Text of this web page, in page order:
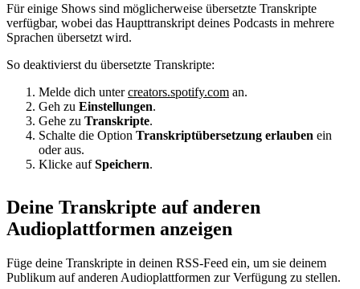
Für einige Shows sind möglicherweise übersetzte Transkripte
verfügbar, wobei das Haupttranskript deines Podcasts in mehrere
Sprachen übersetzt wird.
So deaktivierst du übersetzte Transkripte:
Melde dich untercreators.spotify.com an.
Geh zu Einstellungen.
Gehe zu Transkripte.
Schalte die Option Transkriptübersetzung erlauben ein
oder aus.
Klicke aufSpeichern.
Deine Transkripte auf anderen
Audioplattformen anzeigen
Füge deine Transkripte in deinen RSS-Feed ein, um sie deinem
Publikum auf anderen Audioplattformen zur Verfügung zu stellen.